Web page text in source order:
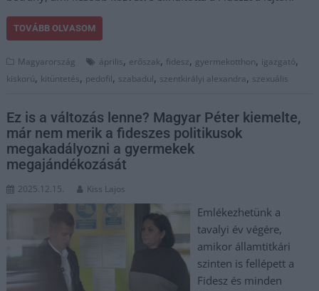
TOVÁBB OLVASOM
Magyarország április, erőszak, fidesz, gyermekotthon, igazgató,
kiskorú, kitüntetés, pedofil, szabadul, szentkirályi alexandra, szexuális
Ez is a változás lenne? Magyar Péter kiemelte,
már nem merik a fideszes politikusok
megakadályozni a gyermekek
megajándékozását
2025.12.15. Kiss Lajos
Emlékezhetünk a
tavalyi év végére,
amikor államtitkári
szinten is fellépett a
Fidesz és minden